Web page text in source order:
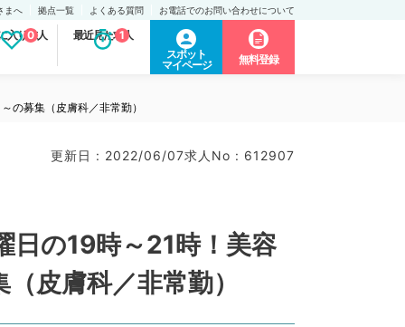
まへ 拠点一覧 よくある質問 お電話でのお問い合わせについて
入り求人
0 最近見た求人
1
スポット
マイページ
無料登録
募集（皮膚科／非常勤）
更新日 : 2022/06/07求人No : 612907
の19時～21時！美容
皮膚科／非常勤）